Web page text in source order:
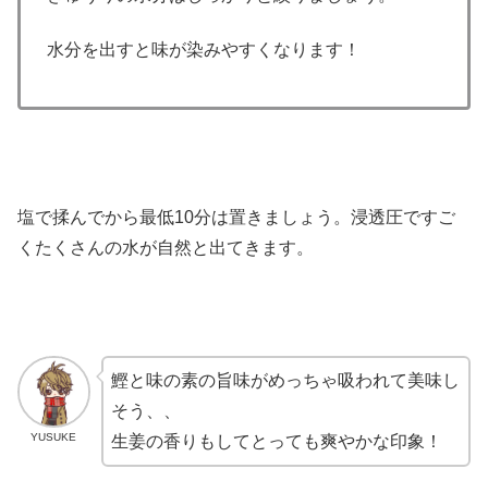
水分を出すと味が染みやすくなります！
塩で揉んでから最低10分は置きましょう。浸透圧ですご
くたくさんの水が自然と出てきます。
YUSUKE
鰹と味の素の旨味がめっちゃ吸われて美味し
そう、、
生姜の香りもしてとっても爽やかな印象！